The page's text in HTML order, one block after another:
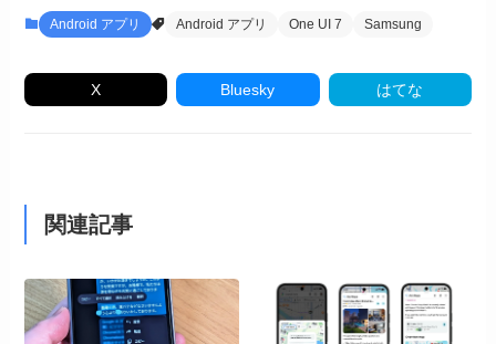
Android アプリ Android アプリ One UI 7 Samsung
X Bluesky はてな
関連記事